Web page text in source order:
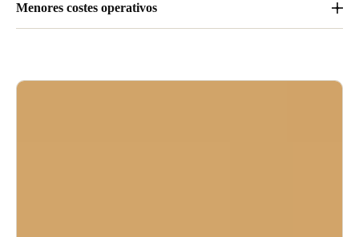
inscripción, el sistema reduce la dependencia de la intervención
del operador.
Menores costes operativos